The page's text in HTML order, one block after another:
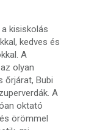
kisiskolás
kedves és
A
olyan
őrjárat, Bubi
A
oktató
örömmel